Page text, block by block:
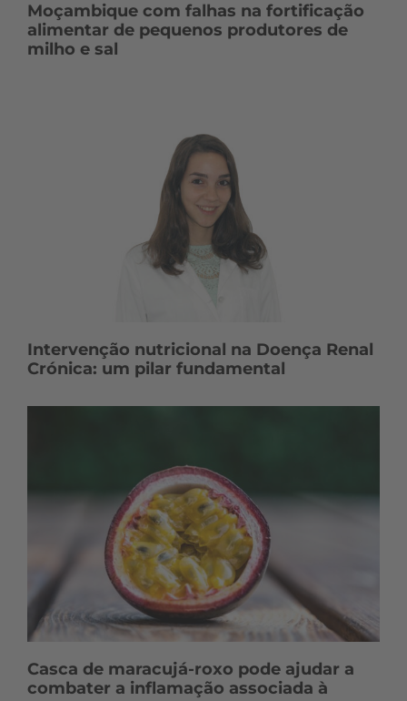
Moçambique com falhas na fortificação
alimentar de pequenos produtores de
milho e sal
Intervenção nutricional na Doença Renal
Crónica: um pilar fundamental
Casca de maracujá-roxo pode ajudar a
combater a inflamação associada à